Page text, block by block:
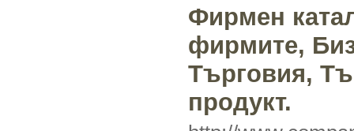
Фирмен
фирмите,
Търговия,
продукт.